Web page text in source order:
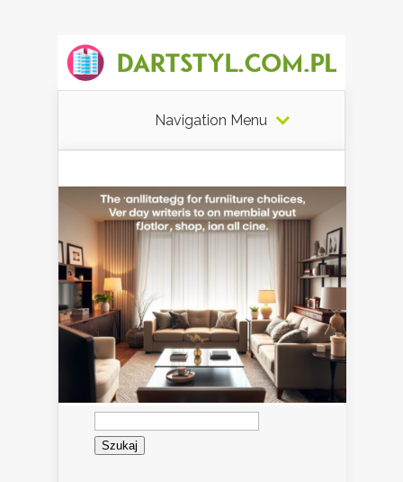
Navigation Menu
Szukaj: